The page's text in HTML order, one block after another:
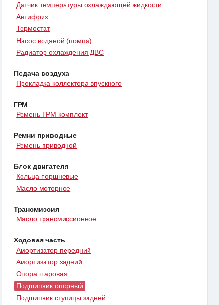
Датчик температуры охлаждающей жидкости
Антифриз
Термостат
Насос водяной (помпа)
Радиатор охлаждения ДВС
Подача воздуха
Прокладка коллектора впускного
ГРМ
Ремень ГРМ комплект
Ремни приводные
Ремень приводной
Блок двигателя
Кольца поршневые
Масло моторное
Трансмиссия
Масло трансмиссионное
Ходовая часть
Амортизатор передний
Амортизатор задний
Опора шаровая
Подшипник опорный
Подшипник ступицы задней